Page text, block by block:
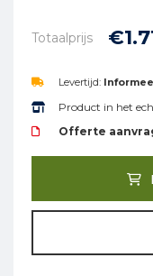
Totaalprijs €
Levertijd:
Product in het
Offerte